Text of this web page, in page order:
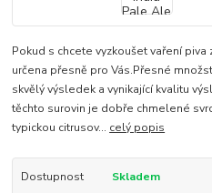
Pokud s chcete vyzkoušet vaření
určena přesně pro Vás.Přesné
skvělý výsledek a vynikající kvalitu
těchto surovin je dobře chmelené
typickou citrusov... celý popis
Dostupnost
Skladem